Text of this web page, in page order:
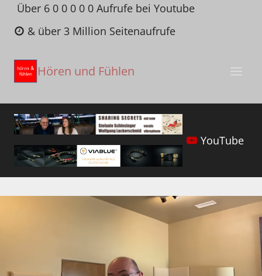
Zum
Inhalt
springen
Über 6 0 0 0 0 0 Aufrufe bei Youtube
& über 3 Million Seitenaufrufe
Hören und Fühlen
YouTube